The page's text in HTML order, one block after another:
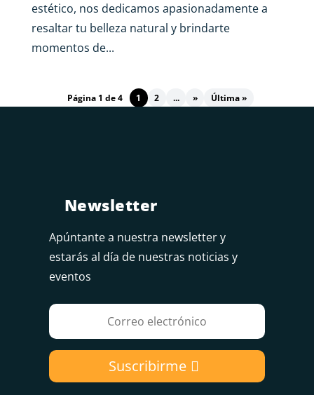
estético, nos dedicamos apasionadamente a
resaltar tu belleza natural y brindarte
momentos de...
Página 1 de 4 1 2 ... » Última »
Newsletter
Apúntante a nuestra newsletter y
estarás al día de nuestras noticias y
eventos
Suscribirme